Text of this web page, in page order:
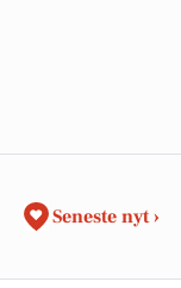
Seneste nyt ›